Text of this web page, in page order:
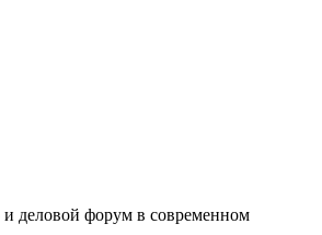
деловой форум в современном